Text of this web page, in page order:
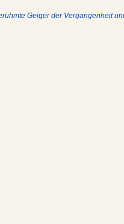
Geiger der Vergangenheit